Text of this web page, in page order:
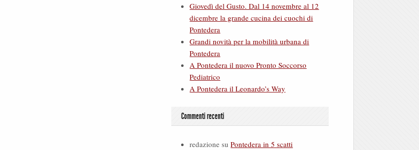
Giovedì del Gusto. Dal 14 novembre al 12
dicembre la grande cucina dei cuochi di
Pontedera
Grandi novità per la mobilità urbana di
Pontedera
A Pontedera il nuovo Pronto Soccorso
Pediatrico
A Pontedera il Leonardo’s Way
Commenti recenti
redazione suPontedera in 5 scatti